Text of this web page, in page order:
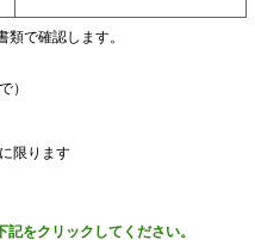
で確認します。
）
限ります
をクリックしてください。